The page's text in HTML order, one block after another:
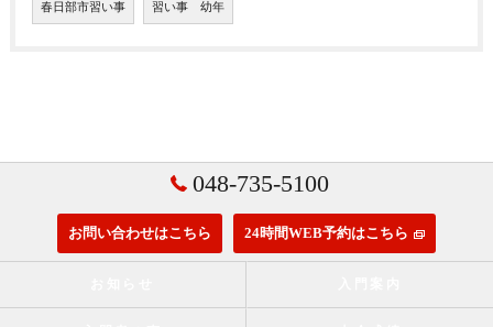
春日部市習い事 習い事 幼年
048-735-5100
お問い合わせはこちら 24時間WEB予約はこちら